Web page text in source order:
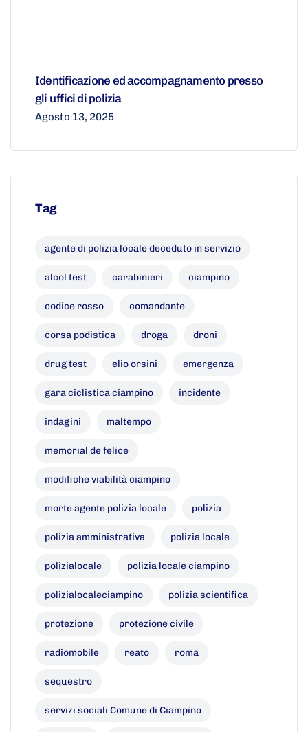
Identificazione ed accompagnamento presso
gli uffici di polizia
Agosto 13, 2025
Tag
agente di polizia locale deceduto in servizio
alcol test carabinieri ciampino
codice rosso comandante
corsa podistica droga droni
drug test elio orsini emergenza
gara ciclistica ciampino incidente
indagini maltempo
memorial de felice
modifiche viabilità ciampino
morte agente polizia locale polizia
polizia amministrativa polizia locale
polizialocale polizia locale ciampino
polizialocaleciampino polizia scientifica
protezione protezione civile
radiomobile reato roma
sequestro
servizi sociali Comune di Ciampino